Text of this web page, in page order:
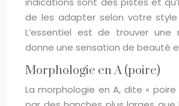
de les adapter selon votre
L’essentiel est de trouver une
donne une sensation de beauté
Morphologie en A (poire)
La morphologie en A, dite « poire